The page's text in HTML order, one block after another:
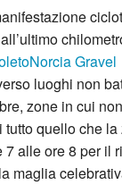
Gravel
luoghi non
zone in cui
quello che
alle ore 8 per il
maglia